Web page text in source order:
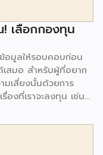
งทาง Passive
รจ่ายปันผลจะถูกหัก
น่วยลงทุนไม่เพิ่มขึ้น
อาจจะเสียโอกาสที่จะ
ม […]
เลือกกองทุน
อมูลให้รอบคอบก่อน
เสมอ สำหรับผู้ที่อยาก
มเสี่ยงนั้นด้วยการ
งที่เราจะลงทุน เช่น
ไว้ประกอบการตัดสิน
ทุนรวม” มีความเสี่ยง